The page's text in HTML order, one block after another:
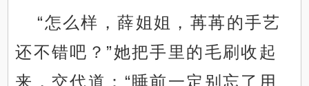
“怎么样，薛姐姐，苒苒的手艺
还不错吧？”她把手里的毛刷收起
来，交代道：“睡前一定别忘了用